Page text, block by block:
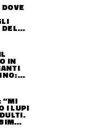
IN
“MI
I LUPI